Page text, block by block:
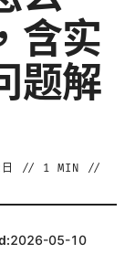
含实
题解
// 1 MIN //
2026-05-10